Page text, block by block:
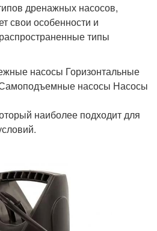
дренажных насосов,
свои особенности и
типы
насосы Горизонтальные
насосы Насосы
наиболее подходит для